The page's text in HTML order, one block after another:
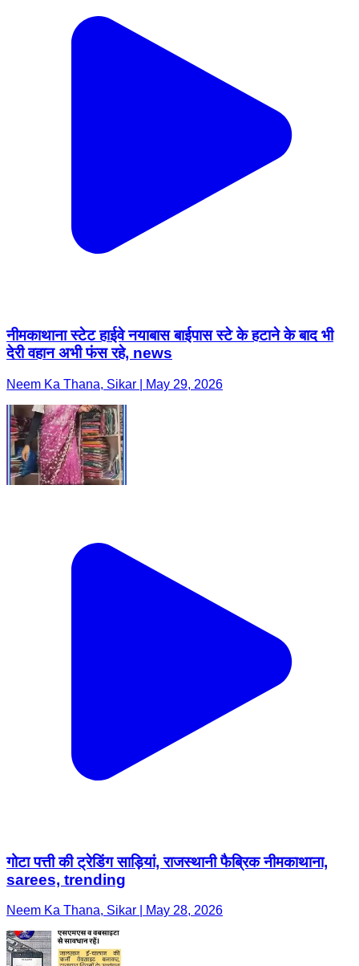
नीमकाथाना स्टेट हाईवे नयाबास बाईपास स्टे के हटाने के बाद भी
देरी वहान अभी फंस रहे, news
Neem Ka Thana, Sikar | May 29, 2026
गोटा पत्ती की ट्रेडिंग साड़ियां, राजस्थानी फैब्रिक नीमकाथाना,
sarees, trending
Neem Ka Thana, Sikar | May 28, 2026